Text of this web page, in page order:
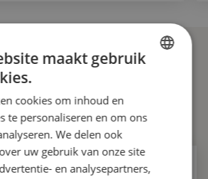
FORESCO
u kunnen betekenen? Neem contact
EEN OFFERTE AANVRAGEN
maakt gebruik
cookies om inhoud en
te personaliseren en om ons
We delen ook
uw gebruik van onze site
en analysepartners,